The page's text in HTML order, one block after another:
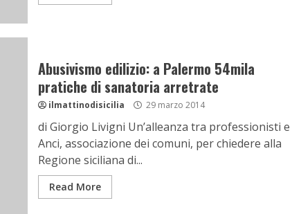
Abusivismo edilizio: a Palermo 54mila
pratiche di sanatoria arretrate
ilmattinodisicilia 29 marzo 2014
di Giorgio Livigni Un’alleanza tra professionisti e
Anci, associazione dei comuni, per chiedere alla
Regione siciliana di...
Read More